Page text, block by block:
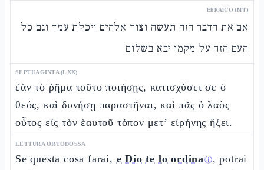
EBRAICO (MT)
אם את הדבר הזה תעשה וצוך אלהים ויכלת עמד וגם כל
העם הזה על מקמו יבא בשלום
SEPTUAGINTA (LXX)
ἐὰν τὸ ῥῆμα τοῦτο ποιήσῃς, κατισχύσει σε ὁ
θεός, καὶ δυνήσῃ παραστῆναι, καὶ πᾶς ὁ λαὸς
οὗτος εἰς τὸν ἑαυτοῦ τόπον μετ’ εἰρήνης ἥξει.
LETTURA ORTODOSSA
Se questa cosa farai, e Dio te lo ordinaⓘ, potrai